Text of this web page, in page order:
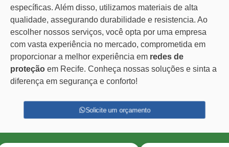
específicas. Além disso, utilizamos materiais de alta
qualidade, assegurando durabilidade e resistencia. Ao
escolher nossos serviços, você opta por uma empresa
com vasta experiência no mercado, comprometida em
proporcionar a melhor experiência em redes de
proteção em Recife. Conheça nossas soluções e sinta a
diferença em segurança e conforto!
Solicite um orçamento